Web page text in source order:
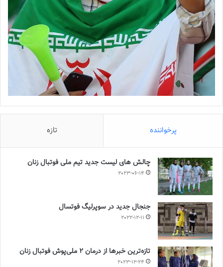
پرخواننده تازه
چالش هاى ليست جدید تيم ملى فوتبال زنان
2023-06-14
جنجال جدید در سوپرلیگ فوتسال
2022-12-11
تازه‌ترین خبرها از درمان ۲ ملی‌پوش فوتبال زنان
2023-12-24